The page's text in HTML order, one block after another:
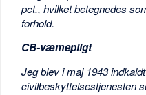
pct., hvilket betegnedes
forhold.
CB-væmepligt
Jeg blev i maj 1943
civilbeskyttelsestjenesten